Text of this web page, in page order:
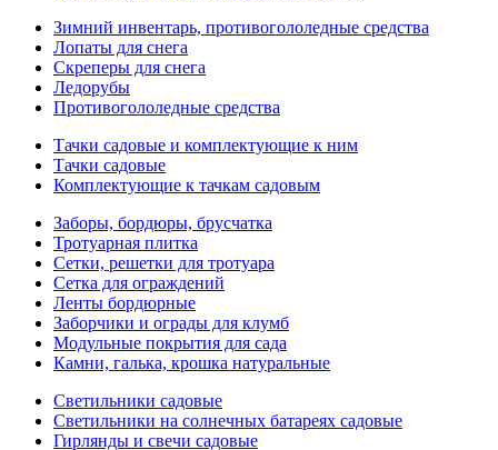
Зимний инвентарь, противогололедные средства
Лопаты для снега
Скреперы для снега
Ледорубы
Противогололедные средства
Тачки садовые и комплектующие к ним
Тачки садовые
Комплектующие к тачкам садовым
Заборы, бордюры, брусчатка
Тротуарная плитка
Сетки, решетки для тротуара
Сетка для ограждений
Ленты бордюрные
Заборчики и ограды для клумб
Модульные покрытия для сада
Камни, галька, крошка натуральные
Светильники садовые
Светильники на солнечных батареях садовые
Гирлянды и свечи садовые